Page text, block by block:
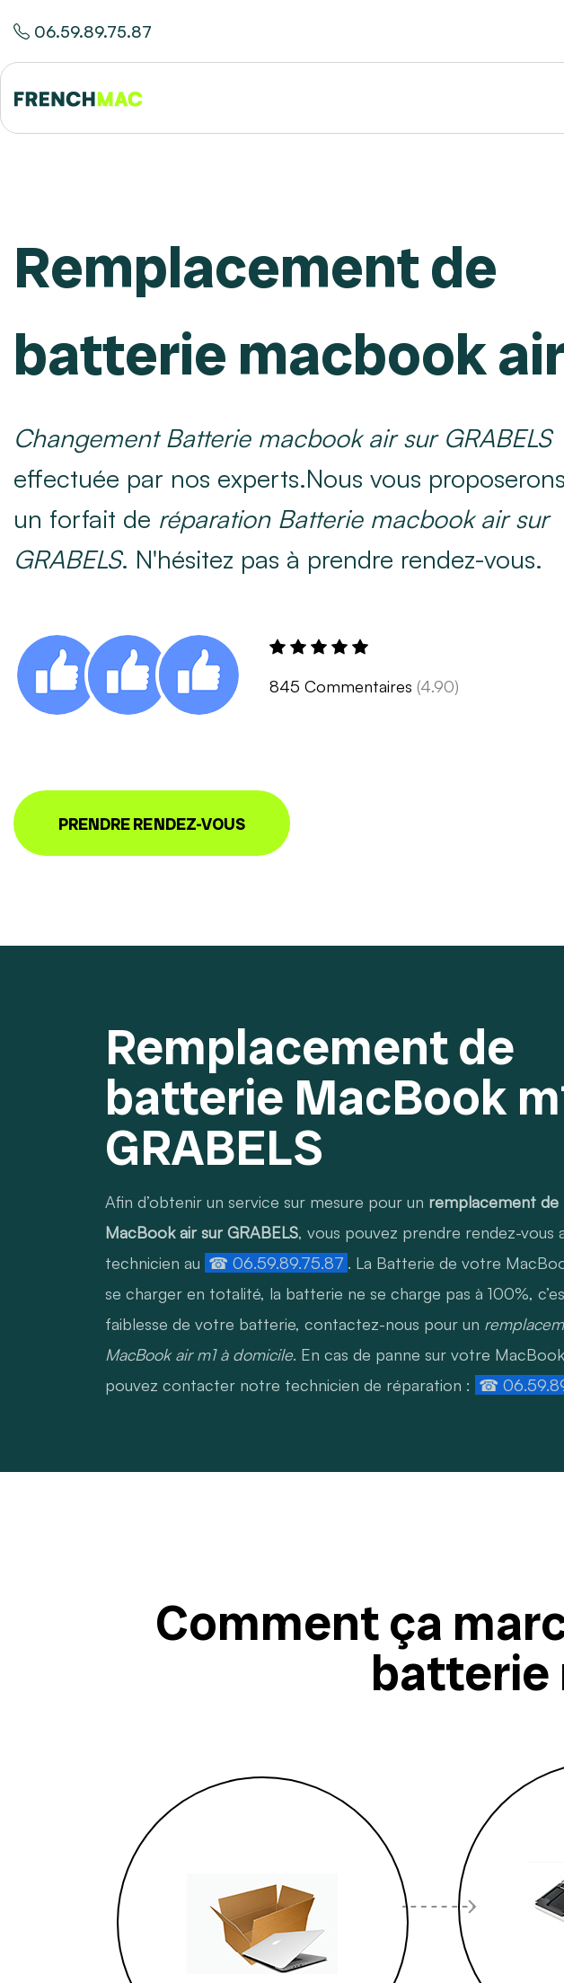
06.59.89.75.87
Remplacement de
batterie macbook
Changement Batterie macbook air sur GRABELS
effectuée par nos experts.Nous vous proposerons
un forfait de réparation Batterie macbook air sur
GRABELS. N'hésitez pas à prendre rendez-vous.
845 Commentaires (4.90)
PRENDRE RENDEZ-VOUS
Remplacement de
batterie MacBook
GRABELS
Afin d’obtenir un service sur mesure pour un remplacement de
MacBook air sur GRABELS, vous pouvez prendre rendez-vous
technicien au ☎ 06.59.89.75.87 . La Batterie de votre
se charger en totalité, la batterie ne se charge pas à 100%,
faiblesse de votre batterie, contactez-nous pour un
MacBook air m1 à domicile. En cas de panne sur votre
pouvez contacter notre technicien de réparation : ☎
Comment ça
batterie